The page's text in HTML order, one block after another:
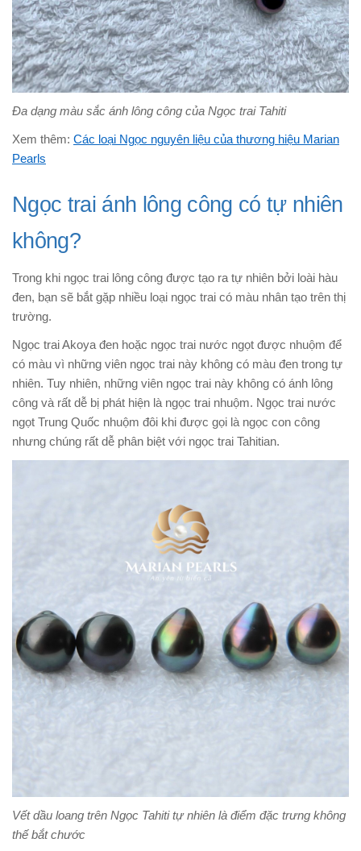
Đa dạng màu sắc ánh lông công của Ngọc trai Tahiti
Xem thêm: Các loại Ngọc nguyên liệu của thương hiệu Marian
Pearls
Ngọc trai ánh lông công có tự nhiên
không?
Trong khi ngọc trai lông công được tạo ra tự nhiên bởi loài hàu
đen, bạn sẽ bắt gặp nhiều loại ngọc trai có màu nhân tạo trên thị
trường.
Ngọc trai Akoya đen hoặc ngọc trai nước ngọt được nhuộm để
có màu vì những viên ngọc trai này không có màu đen trong tự
nhiên. Tuy nhiên, những viên ngọc trai này không có ánh lông
công và rất dễ bị phát hiện là ngọc trai nhuộm. Ngọc trai nước
ngọt Trung Quốc nhuộm đôi khi được gọi là ngọc con công
nhưng chúng rất dễ phân biệt với ngọc trai Tahitian.
Vết dầu loang trên Ngọc Tahiti tự nhiên là điểm đặc trưng không
thế bắt chước